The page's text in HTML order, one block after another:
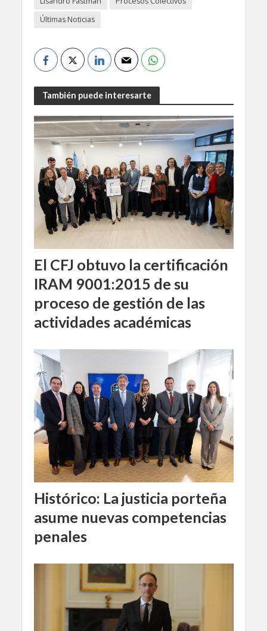
Últimas Noticias
También puede interesarte
El CFJ obtuvo la certificación
IRAM 9001:2015 de su
proceso de gestión de las
actividades académicas
Histórico: La justicia porteña
asume nuevas competencias
penales